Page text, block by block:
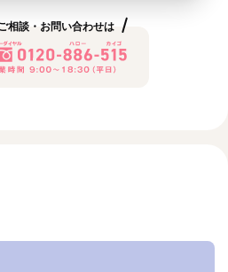
相談・お問い合わせは